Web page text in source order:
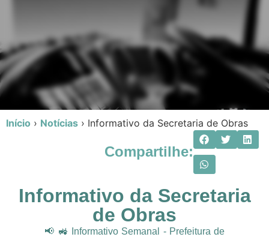
Início › Notícias › Informativo da Secretaria de Obras
Compartilhe:
Informativo da Secretaria
de Obras
📢 🚜 Informativo Semanal - Prefeitura de